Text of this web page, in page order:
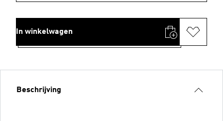
In winkelwagen
Beschrijving